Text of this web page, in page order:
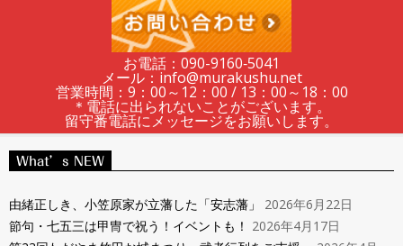
レ
ン
タ
お電話：090-9160‐5041
メール：info@murakushu.net
営業時間：9：00～12：00 / 13：00～18：00
＊電話に出られないことがございます。
留守番電話にメッセージをお願いします。
Navigation
What’s NEW
由緒正しき、小笠原家が立藩した「安志藩」
2026年6月22日
節句・七五三は甲冑で祝う！イベントも！ 2026年4月17日